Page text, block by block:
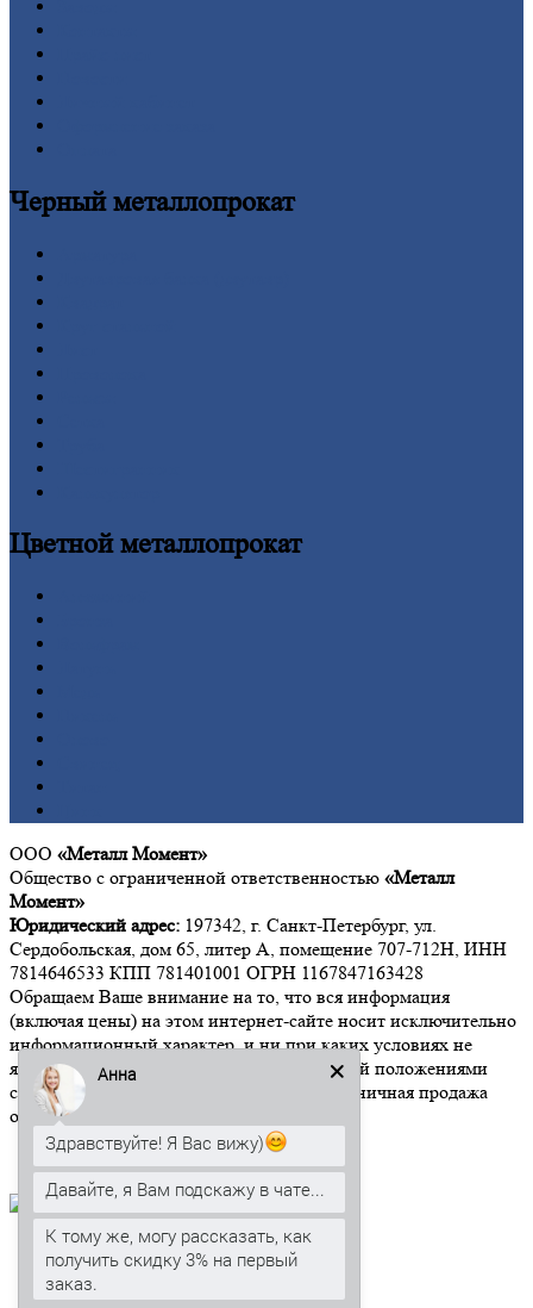
Черныйметаллопрокат
Цветнойметаллопрокат
ООО «Металл Момент»
Общество с ограниченной ответственностью «Металл
Момент»
Юридический адрес: 197342, г. Санкт-Петербург, ул.
Сердобольская, дом 65, литер А, помещение 707-712Н, ИНН
7814646533 КПП 781401001 ОГРН 1167847163428
Обращаем Ваше внимание на то, что вся информация
(включая цены) на этом интернет-сайте носит исключительно
информационный характер, и ни при каких условиях не
является публичной офертой, определяемой положениями
статьи 437 Гражданского кодекса РФ". Розничная продажа
осуществляется от 15 000 рублей.
Мы в социальных сетях:
Анна
Здравствуйте! Я Вас вижу)
Давайте, я Вам подскажу в чате...
К тому же, могу рассказать, как
получить скидку 3% на первый
заказ.